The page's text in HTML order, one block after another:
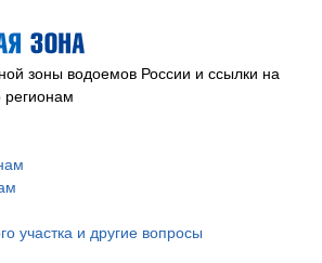
зоны водоемов России и ссылки на
регионам
участка и другие вопросы